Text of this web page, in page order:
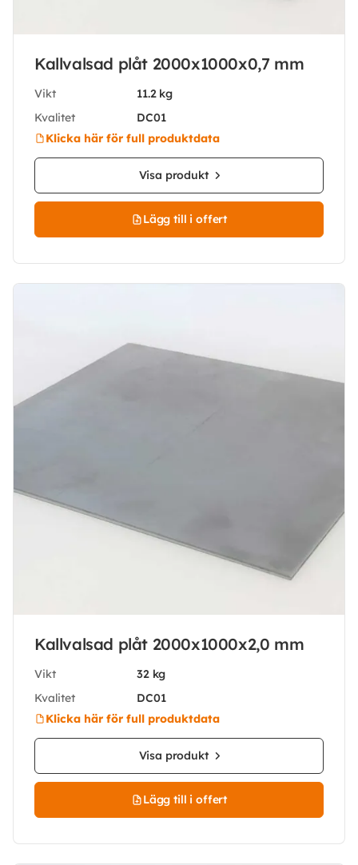
Kallvalsad plåt 2000x1000x0,7 mm
Vikt
11.2 kg
Kvalitet
DC01
Klicka här för full produktdata
Visa produkt
Lägg till i offert
Kallvalsad plåt 2000x1000x2,0 mm
Vikt
32 kg
Kvalitet
DC01
Klicka här för full produktdata
Visa produkt
Lägg till i offert